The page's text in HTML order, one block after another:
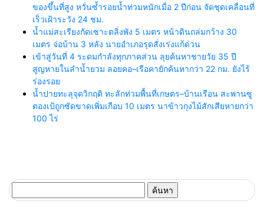
ของขึ้นที่สูง หวั่นซ้ำรอยน้ำท่วมหนักเมื่อ 2 ปีก่อน จัดชุดเคลื่อนที่
เร็วเฝ้าระวัง 24 ชม.
น้ำแม่สะเรียงกัดเซาะตลิ่งพัง 5 เมตร หน้าดินถล่มกว้าง 30
เมตร จ่อบ้าน 3 หลัง นายอำเภอรุดสั่งเร่งแก้ด่วน
เข้าสู่วันที่ 4 ระดมกำลังทุกภาคส่วน ลุยค้นหาชายวัย 35 ปี
สูญหายในลำน้ำยวม ลอยคอ–เรือคายักค้นหากว่า 22 กม. ยังไร้
ร่องรอย
น้ำปายทะลุจุดวิกฤติ ทะลักท่วมพื้นที่เกษตร–บ้านเรือน สะพานซู
ตองเป้ถูกซัดขาดเพิ่มเกือบ 10 เมตร นาข้าวกุงไม้สักเสียหายกว่า
100 ไร่
สำหรับ: